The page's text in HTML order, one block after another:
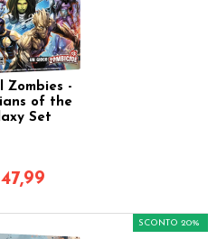
Zombies -
of the
Set
47,99
SCONTO 20%